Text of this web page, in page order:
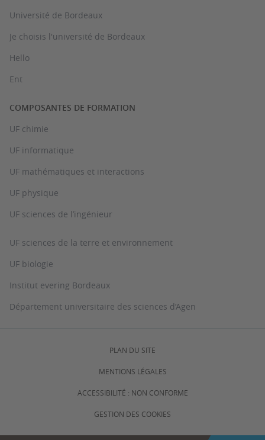
Université de Bordeaux
Je choisis l'université de Bordeaux
Hello
Ent
COMPOSANTES DE FORMATION
UF chimie
UF informatique
UF mathématiques et interactions
UF physique
UF sciences de l’ingénieur
UF sciences de la terre et environnement
UF biologie
Institut evering Bordeaux
Département universitaire des sciences d’Agen
PLAN DU SITE
MENTIONS LÉGALES
ACCESSIBILITÉ : NON CONFORME
GESTION DES COOKIES